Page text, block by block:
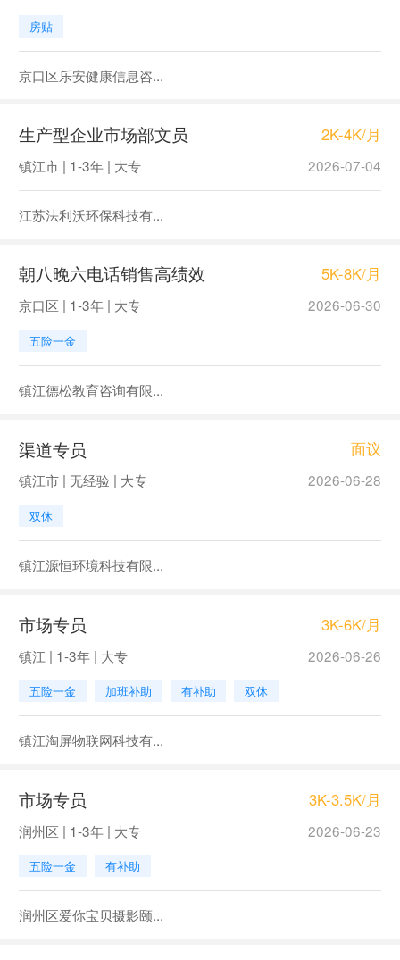
房贴
京口区乐安健康信息咨...
生产型企业市场部文员 2K-4K/月
镇江市 | 1-3年 | 大专 2026-07-04
江苏法利沃环保科技有...
朝八晚六电话销售高绩效 5K-8K/月
京口区 | 1-3年 | 大专 2026-06-30
五险一金
镇江德松教育咨询有限...
渠道专员 面议
镇江市 | 无经验 | 大专 2026-06-28
双休
镇江源恒环境科技有限...
市场专员 3K-6K/月
镇江 | 1-3年 | 大专 2026-06-26
五险一金 加班补助 有补助 双休
镇江淘屏物联网科技有...
市场专员 3K-3.5K/月
润州区 | 1-3年 | 大专 2026-06-23
五险一金 有补助
润州区爱你宝贝摄影颐...